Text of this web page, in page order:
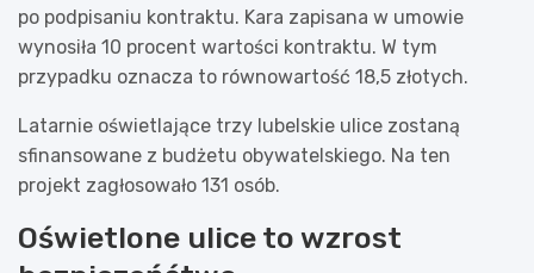
po podpisaniu kontraktu. Kara zapisana w umowie
wynosiła 10 procent wartości kontraktu. W tym
przypadku oznacza to równowartość 18,5 złotych.
Latarnie oświetlające trzy lubelskie ulice zostaną
sfinansowane z budżetu obywatelskiego. Na ten
projekt zagłosowało 131 osób.
Oświetlone ulice to wzrost